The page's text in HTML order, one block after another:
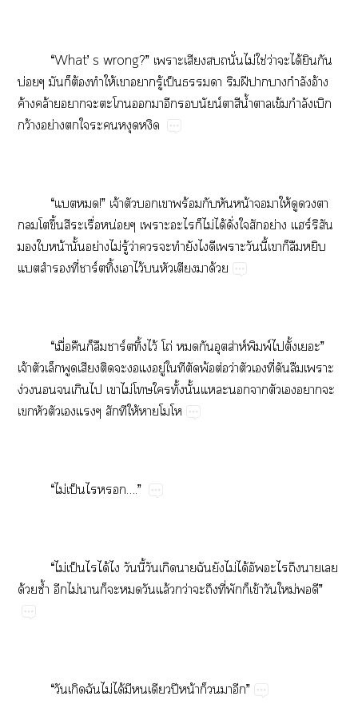
“What’​s​wrong?”​​​​ั่​ไม่​ใช่​ว่​​ได้​​​
บ่​​​ต้​​ให้​​​ู้​ป็​​​​ฝี​​​ำ​อ้​
ค้​ล้​​​​​​​​น์​​​น้ำ​​ข้​ำ​​
ว้​ย่​​​​
“​!”​จ้​​​​ร้​​​น้​​​ให้​​​​
​​ึ้​​​ื่​น่​​​​ไม่​ได้​ั่​​​ย่​ร์​​
​​น้​ั้​ย่​ไม่​ู้​ว่​​​​​​​​​ี้​​​​​
​ี่​ร์ิ้​​ไว้​​​​​ด้
“​ื่​​​​ร์ิ้​ไว้​โถ่​​​ส่ห์​พ์​​ั้​”​
จ้​​​​​​​​ู่​​​​พ้​ต่​ว่​​​ี่​​​​
ง่​​​​​​ไม่​​​ั้​ั้​​​​​​​​
​​​​​​​ให้​​
“​ไม่​ป็​​….”
“​ไม่​ป็​​ได้​​​ี้​​​​​​ไม่​ได้​​​​
ด้​ซ้ำ​​ไม่​​​​​​ล้​ว่​​​ี่​​​ข้​​ม่​​”
“​​​​ไม่​ได้​​​​ปี​น้​​​​”